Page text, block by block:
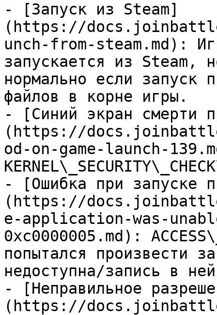
- [Запуск из Steam]
(https://
unch-from-steam.md):
запускается из Steam,
нормально если запуск
файлов в корне игры.
- [Синий экран смерти
(https://
od-on-game-launch-
- [Ошибка при запуске
(https://
e-application-was-
0xc0000005.md):
попытался произвести
недоступна/запись в
- [Неправильное
(https://